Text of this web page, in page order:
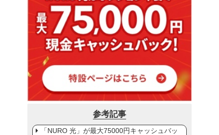
参考記事
「NURO 光」が最大75000円キャッシュバッ